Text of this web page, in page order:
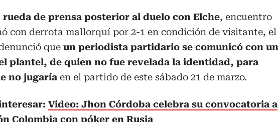
rueda de prensa posterior al duelo con Elche, encuentro
con derrota mallorquí por 2-1 en condición de visitante, el
que un periodista partidario se comunicó con un
plantel, de quien no fue revelada la identidad, para
no jugaría en el partido de este sábado 21 de marzo.
Video: Jhon Córdoba celebra su convocatoria a
Colombia con póker en Rusia